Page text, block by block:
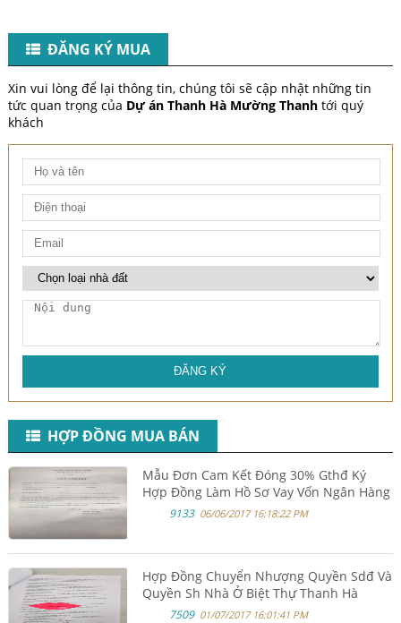
ĐĂNG KÝ MUA
Xin vui lòng để lại thông tin, chúng tôi sẽ cập nhật những tin
tức quan trọng của Dự án Thanh Hà Mường Thanhtới quý
khách
ĐĂNG KÝ
HỢP ĐỒNG MUA BÁN
Mẫu Đơn Cam Kết Đóng 30% Gthđ Ký
Hợp Đồng Làm Hồ Sơ Vay Vốn Ngân Hàng
9133 06/06/2017 16:18:22 PM
Hợp Đồng Chuyển Nhượng Quyền Sdđ Và
Quyền Sh Nhà Ở Biệt Thự Thanh Hà
Cienco 5 Mường Thanh
7509 01/07/2017 16:01:41 PM